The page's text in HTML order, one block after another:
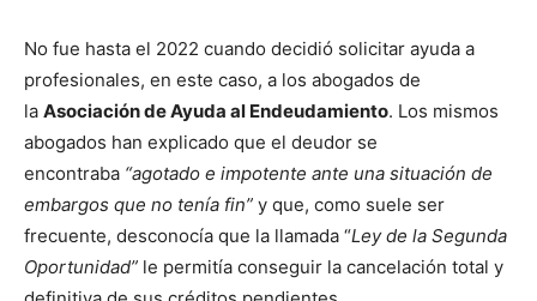
No fue hasta el 2022 cuando decidió solicitar ayuda a
profesionales, en este caso, a los abogados de
la Asociación de Ayuda al Endeudamiento. Los mismos
abogados han explicado que el deudor se
encontraba “agotado e impotente ante una situación de
embargos que no tenía fin” y que, como suele ser
frecuente, desconocía que la llamada “Ley de la Segunda
Oportunidad” le permitía conseguir la cancelación total y